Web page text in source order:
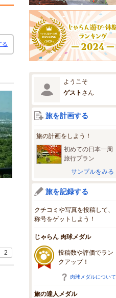
る
2
ようこそ
ゲスト さん
旅を計画する
旅の計画をしよう！
初めての日本一周
旅行プラン
サンプルをみる
旅を記録する
クチコミや写真を投稿して、
称号をゲットしよう！
じゃらん 肉球メダル
投稿数や評価でラン
クアップ！
肉球メダルについて
旅の達人メダル